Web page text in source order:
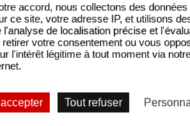
visionnages dans les 28
accord, nous collectons des
ce site, votre adresse IP, et utilisons
l'analyse de localisation précise et
votre consentement ou vous
l'intérêt légitime à tout moment via
Tout refuser